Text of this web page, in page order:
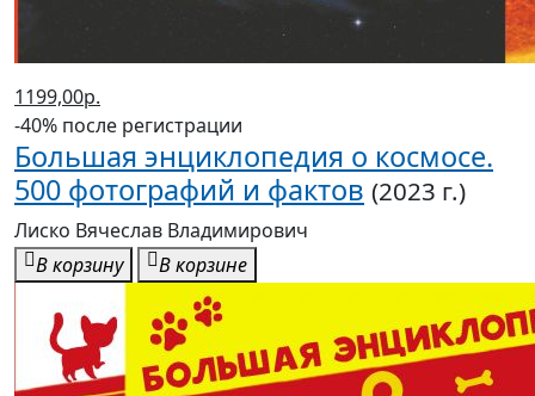
Большая детская 4D энциклопедия с
дополненной реальностью (2023 г.)
Аниашвили Ксения Сергеевна
В корзину
В корзине